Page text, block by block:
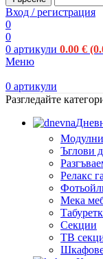
Вход / регистрация
0
0
0 артикули 0.00 €
Меню
0 артикули
Разгледайте
Ъглови
Релакс
Мека
Секции
ТВ